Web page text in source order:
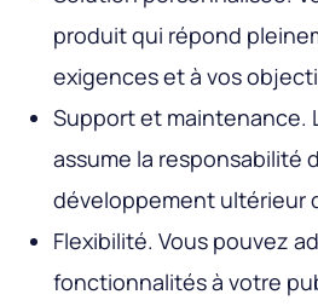
produit qui répond
exigences et à vos
Support et maintenance.
assume la responsabilité
développement ultérieur
Flexibilité. Vous pouvez
fonctionnalités à votre